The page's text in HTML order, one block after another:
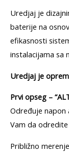
Uredjaj je
baterije na
efikasnosti
instalacijama sa
Uredjaj je
Prvi opseg –
Određuje
Vam da
Približno